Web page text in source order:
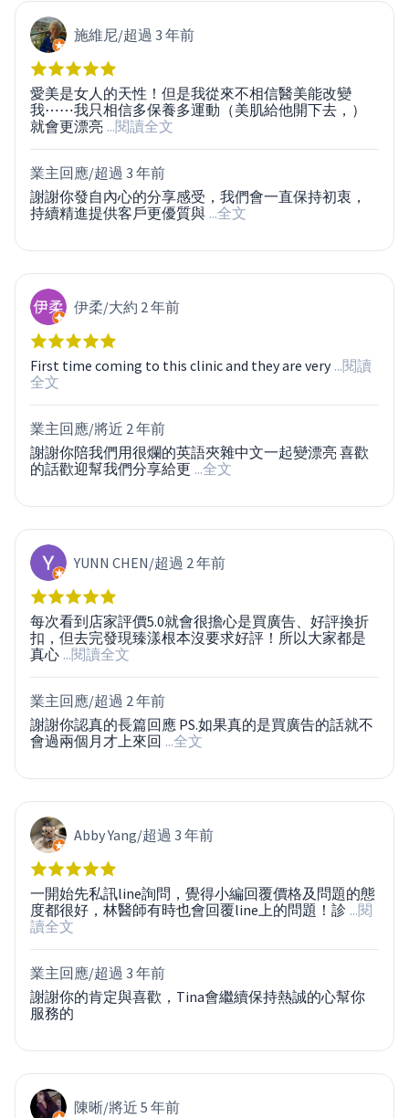
施維尼/超過 3 年前
愛美是女人的天性！但是我從來不相信醫美能改變
我⋯⋯我只相信多保養多運動（美肌給他開下去，）
就會更漂亮 ...閱讀全文
業主回應/超過 3 年前
謝謝你發自內心的分享感受，我們會一直保持初衷，
持續精進提供客戶更優質與 ...全文
伊柔/大約 2 年前
First time coming to this clinic and they are very ...閱讀
全文
業主回應/將近 2 年前
謝謝你陪我們用很爛的英語夾雜中文一起變漂亮 喜歡
的話歡迎幫我們分享給更 ...全文
YUNN CHEN/超過 2 年前
每次看到店家評價5.0就會很擔心是買廣告、好評換折
扣，但去完發現臻漾根本沒要求好評！所以大家都是
真心 ...閱讀全文
業主回應/超過 2 年前
謝謝你認真的長篇回應 PS.如果真的是買廣告的話就不
會過兩個月才上來回 ...全文
Abby Yang/超過 3 年前
一開始先私訊line詢問，覺得小編回覆價格及問題的態
度都很好，林醫師有時也會回覆line上的問題！診 ...閱
讀全文
業主回應/超過 3 年前
謝謝你的肯定與喜歡，Tina會繼續保持熱誠的心幫你
服務的
陳晰/將近 5 年前